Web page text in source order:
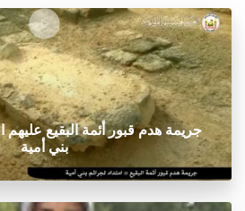
جريمة هدم قبور أئمة البقيع عليهم
بني أمية